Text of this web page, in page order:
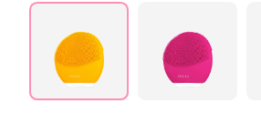
Read
Reviews.
Same
page